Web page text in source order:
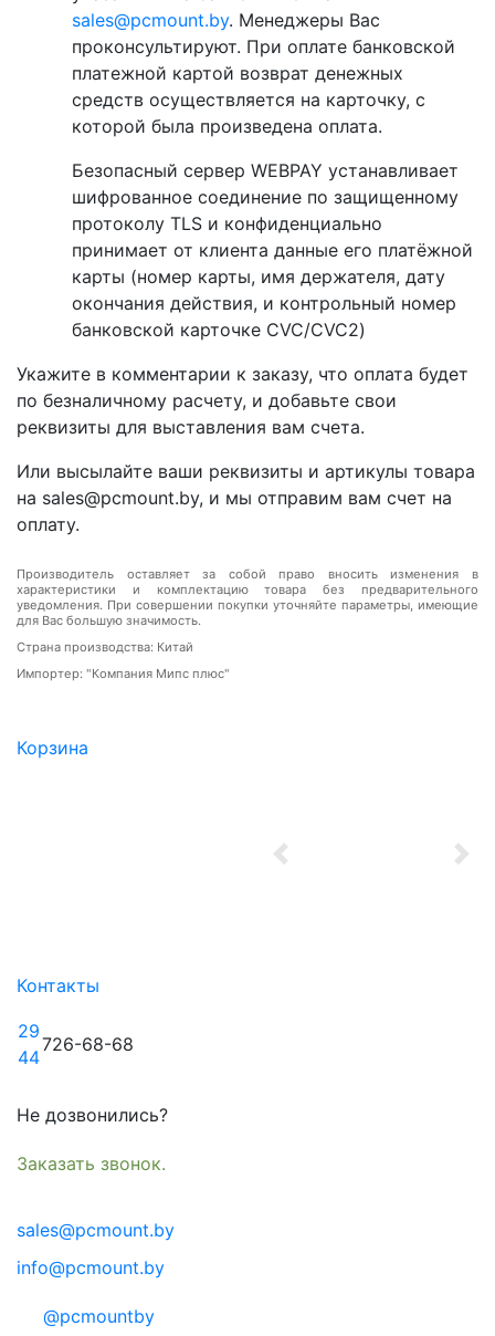
Корзина
Previous
Контакты
29
44
726-68-68
Не дозвонились?
Заказать звонок.
sales@pcmount.by
info@pcmount.by
@pcmountby
sales@pcmount.by. Менеджеры Вас
проконсультируют. При оплате банковской
платежной картой возврат денежных
средств осуществляется на карточку, с
которой была произведена оплата.
Безопасный сервер WEBPAY устанавливает
шифрованное соединение по защищенному
протоколу TLS и конфиденциально
принимает от клиента данные его платёжной
карты (номер карты, имя держателя, дату
окончания действия, и контрольный номер
банковской карточке CVC/CVC2)
Укажите в комментарии к заказу, что оплата будет
по безналичному расчету, и добавьте свои
реквизиты для выставления вам счета.
Или высылайте ваши реквизиты и артикулы товара
на sales@pcmount.by, и мы отправим вам счет на
оплату.
Производитель оставляет за собой право вносить изменения в
характеристики и комплектацию товара без предварительного
уведомления. При совершении покупки уточняйте параметры, имеющие
для Вас большую значимость.
Страна производства: Китай
Импортер: "Компания Мипс плюс"